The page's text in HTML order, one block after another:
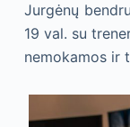
Jurgėnų
19 val. su
nemokamos ir